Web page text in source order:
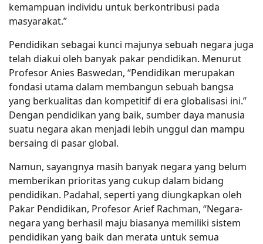
kemampuan individu untuk berkontribusi pada
masyarakat.”
Pendidikan sebagai kunci majunya sebuah negara juga
telah diakui oleh banyak pakar pendidikan. Menurut
Profesor Anies Baswedan, “Pendidikan merupakan
fondasi utama dalam membangun sebuah bangsa
yang berkualitas dan kompetitif di era globalisasi ini.”
Dengan pendidikan yang baik, sumber daya manusia
suatu negara akan menjadi lebih unggul dan mampu
bersaing di pasar global.
Namun, sayangnya masih banyak negara yang belum
memberikan prioritas yang cukup dalam bidang
pendidikan. Padahal, seperti yang diungkapkan oleh
Pakar Pendidikan, Profesor Arief Rachman, “Negara-
negara yang berhasil maju biasanya memiliki sistem
pendidikan yang baik dan merata untuk semua